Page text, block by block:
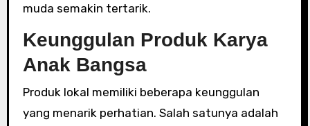
muda semakin tertarik.
Keunggulan Produk Karya
Anak Bangsa
Produk lokal memiliki beberapa keunggulan
yang menarik perhatian. Salah satunya adalah